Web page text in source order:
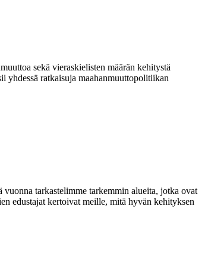
sekä vieraskielisten määrän kehitystä
yhdessä ratkaisuja maahanmuuttopolitiikan
tarkastelimme tarkemmin alueita, jotka ovat
edustajat kertoivat meille, mitä hyvän kehityksen